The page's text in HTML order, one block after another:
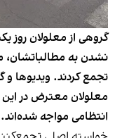
نشدن به مطالباتشان،
تجمع کردند. ویدیوها
معلولان معترض در این
انتظامی مواجه شده‌اند.